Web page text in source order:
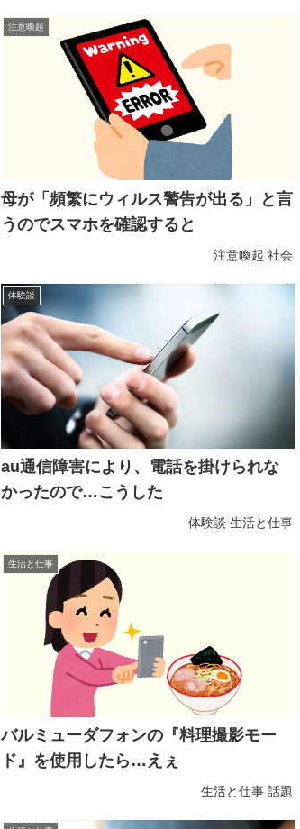
注意喚起
母が「頻繁にウィルス警告が出る」と言
うのでスマホを確認すると
注意喚起 社会
体験談
au通信障害により、電話を掛けられな
かったので…こうした
体験談 生活と仕事
生活と仕事
バルミューダフォンの『料理撮影モー
ド』を使用したら…えぇ
生活と仕事 話題